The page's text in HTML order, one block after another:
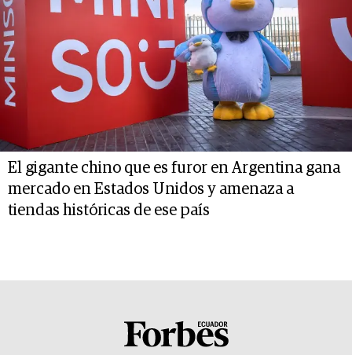
El gigante chino que es furor en Argentina gana
mercado en Estados Unidos y amenaza a
tiendas históricas de ese país